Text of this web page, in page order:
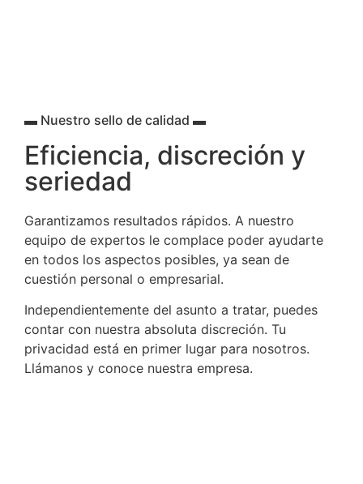
▬ Nuestro sello de calidad ▬
Eficiencia, discreción y
seriedad
Garantizamos resultados rápidos. A nuestro
equipo de expertos le complace poder ayudarte
en todos los aspectos posibles, ya sean de
cuestión personal o empresarial.
Independientemente del asunto a tratar, puedes
contar con nuestra absoluta discreción. Tu
privacidad está en primer lugar para nosotros.
Llámanos y conoce nuestra empresa.